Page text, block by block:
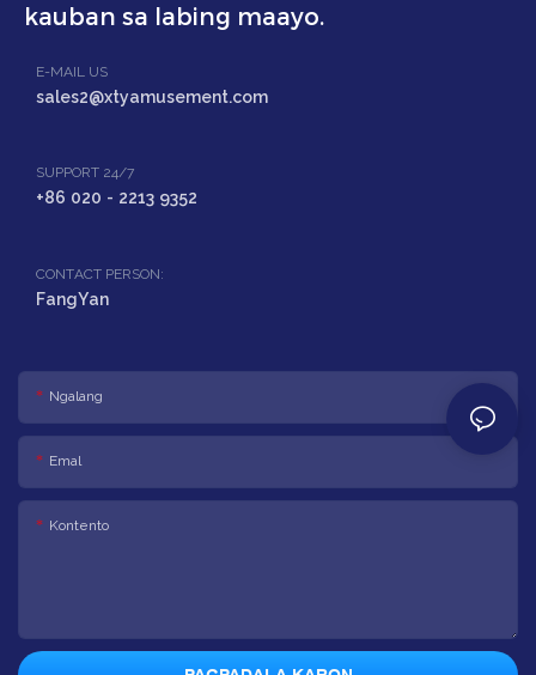
kauban sa labing maayo.
E-MAIL US
sales2@xtyamusement.com
SUPPORT 24/7
+86 020 - 2213 9352
CONTACT PERSON:
FangYan
Ngalang
Emal
Kontento